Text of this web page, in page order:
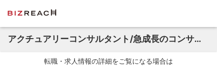
アクチュアリーコンサルタント/急成長のコンサルティングファーム【BC_FS_FS Risk （Actuarial）】
転職・求人情報の詳細をご覧になる場合は